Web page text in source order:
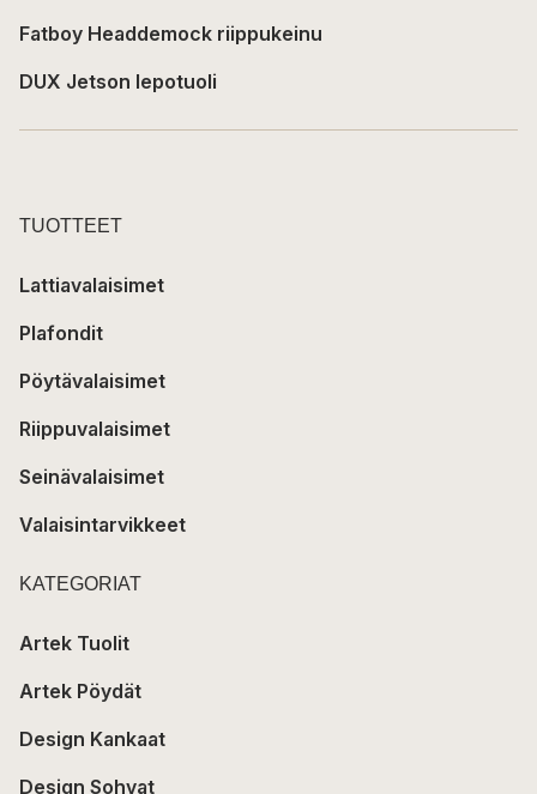
Fatboy Headdemock riippukeinu
DUX Jetson lepotuoli
TUOTTEET
Lattiavalaisimet
Plafondit
Pöytävalaisimet
Riippuvalaisimet
Seinävalaisimet
Valaisintarvikkeet
KATEGORIAT
Artek Tuolit
Artek Pöydät
Design Kankaat
Design Sohvat